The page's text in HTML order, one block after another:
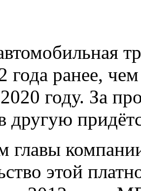
года ранее,
году. За
другую
главы
этой